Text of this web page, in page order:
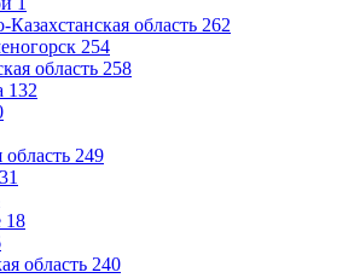
Казахстанская область 262
254
область 258
132
область 249
31
18
область 240